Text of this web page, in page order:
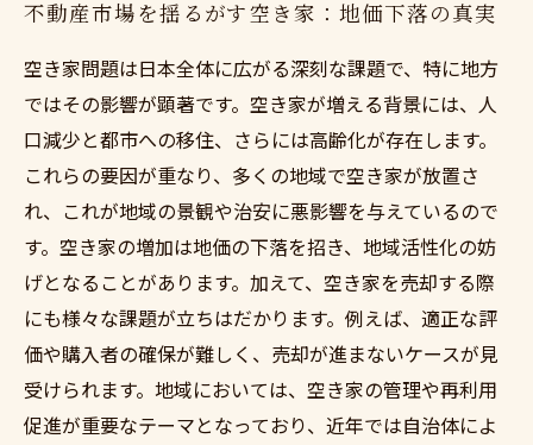
不動産市場を揺るがす空き家：地価下落の真実
空き家問題は日本全体に広がる深刻な課題で、特に地方
ではその影響が顕著です。空き家が増える背景には、人
口減少と都市への移住、さらには高齢化が存在します。
これらの要因が重なり、多くの地域で空き家が放置さ
れ、これが地域の景観や治安に悪影響を与えているので
す。空き家の増加は地価の下落を招き、地域活性化の妨
げとなることがあります。加えて、空き家を売却する際
にも様々な課題が立ちはだかります。例えば、適正な評
価や購入者の確保が難しく、売却が進まないケースが見
受けられます。地域においては、空き家の管理や再利用
促進が重要なテーマとなっており、近年では自治体によ